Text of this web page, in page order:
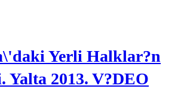
Yerli Halklar?n
Yalta 2013. V?DEO